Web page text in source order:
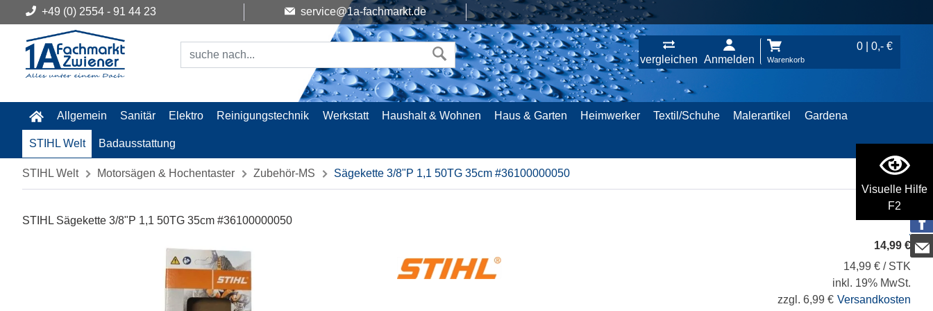
Visuelle Hilfe
F2
+49 (0) 2554 - 91 44 23 service@1a-fachmarkt.de
vergleichen Anmelden
0 | 0,- €
Warenkorb
Allgemein Sanitär Elektro Reinigungstechnik Werkstatt Haushalt & Wohnen Haus & Garten Heimwerker Textil/Schuhe Malerartikel Gardena
STIHL Welt Badausstattung
STIHL Welt Motorsägen & Hochentaster Zubehör-MS Sägekette 3/8"P 1,1 50TG 35cm #36100000050
STIHL Sägekette 3/8"P 1,1 50TG 35cm #36100000050
14,99 €
14,99 € / STK
inkl. 19% MwSt.
zzgl. 6,99 € Versandkosten